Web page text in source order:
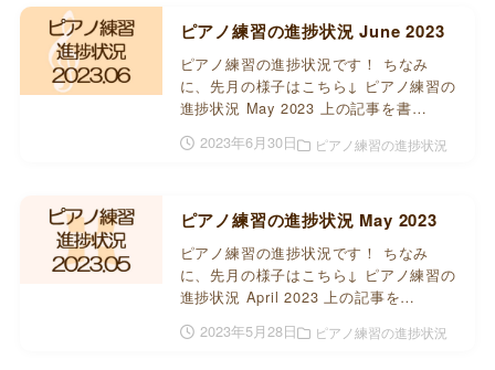
ピアノ練習の進捗状況 June 2023
ピアノ練習の進捗状況です！ ちなみ
に、先月の様子はこちら↓ ピアノ練習の
進捗状況 May 2023 上の記事を書…
2023年6月30日
ピアノ練習の進捗状況
ピアノ練習の進捗状況 May 2023
ピアノ練習の進捗状況です！ ちなみ
に、先月の様子はこちら↓ ピアノ練習の
進捗状況 April 2023 上の記事を…
2023年5月28日
ピアノ練習の進捗状況